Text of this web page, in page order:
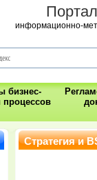
информационно-
бизнес-
Стратегия и